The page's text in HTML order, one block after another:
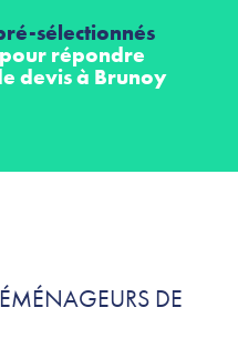
sélectionnés
répondre
devis à Brunoy
DE